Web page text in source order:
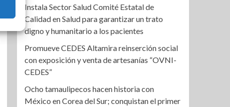
Instala Sector Salud Comité Estatal de
Calidad en Salud para garantizar un trato
digno y humanitario a los pacientes
Promueve CEDES Altamira reinserción social
con exposición y venta de artesanías “OVNI-
CEDES”
Ocho tamaulipecos hacen historia con
México en Corea del Sur; conquistan el primer